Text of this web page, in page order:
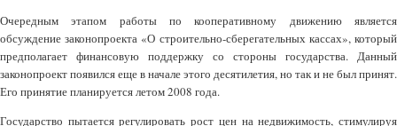
Очередным этапом работы по кооперативному движению является
обсуждение законопроекта «О строительно-сберегательных кассах», который
предполагает финансовую поддержку со стороны государства. Данный
законопроект появился еще в начале этого десятилетия, но так и не был принят.
Его принятие планируется летом 2008 года.
Государство пытается регулировать рост цен на недвижимость, стимулируя